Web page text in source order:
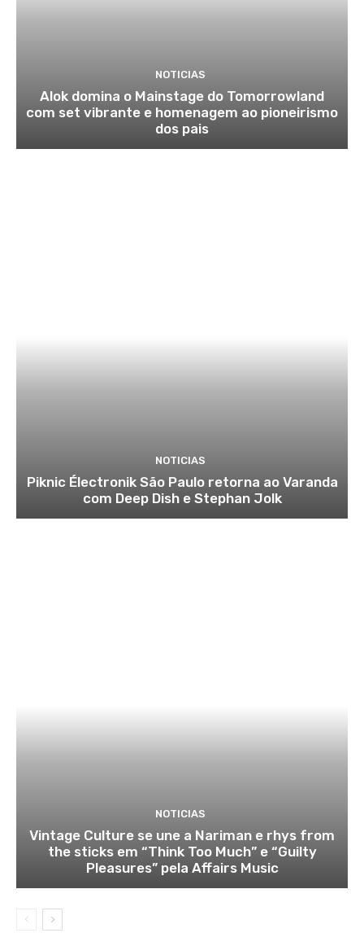
NOTICIAS
Alok domina o Mainstage do Tomorrowland
com set vibrante e homenagem ao pioneirismo
dos pais
NOTICIAS
Piknic Électronik São Paulo retorna ao Varanda
com Deep Dish e Stephan Jolk
NOTICIAS
Vintage Culture se une a Nariman e rhys from
the sticks em “Think Too Much” e “Guilty
Pleasures” pela Affairs Music